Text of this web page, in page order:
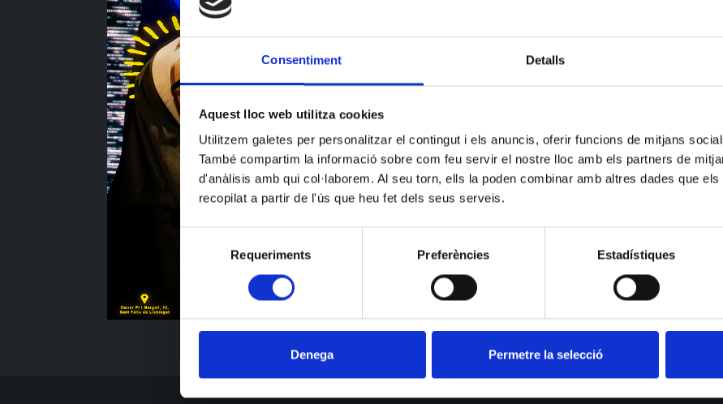
Consentiment Detalls
Aquest lloc web utilitza cookies
Utilitzem galetes per personalitzar el contingut i els anuncis, oferir funcions de mitjans
També compartim la informació sobre com feu servir el nostre lloc amb els partners de
d'anàlisis amb qui col·laborem. Al seu torn, ells la poden combinar amb altres dades que
recopilat a partir de l'ús que heu fet dels seus serveis.
Requeriments Preferències Estadístiques
Denega Permetre la selecció